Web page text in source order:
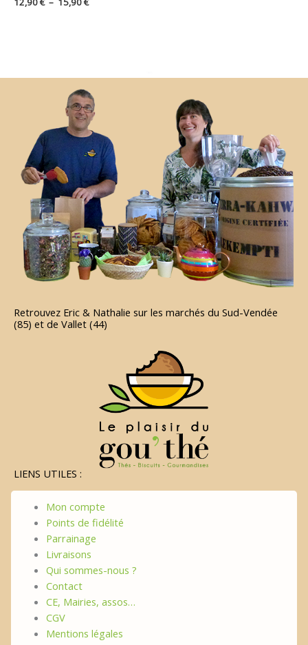
Retrouvez Eric & Nathalie sur les marchés du Sud-Vendée
(85) et de Vallet (44)
LIENS UTILES :
Mon compte
Points de fidélité
Parrainage
Livraisons
Qui sommes-nous ?
Contact
CE, Mairies, assos…
CGV
Mentions légales